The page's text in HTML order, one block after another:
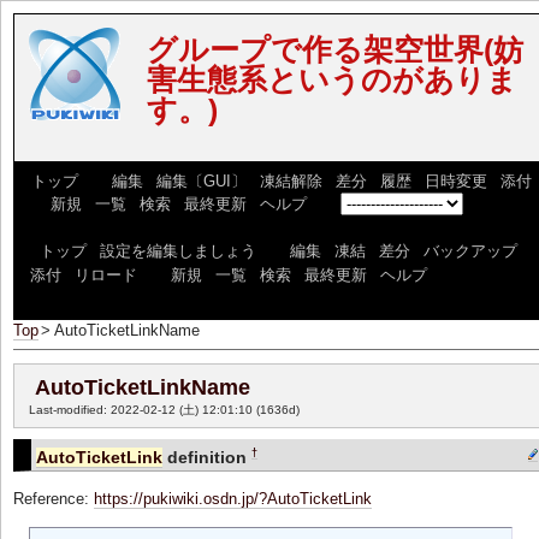
グループで作る架空世界(妨
害生態系というのがありま
す。)
トップ] [ 編集| 編集〔GUI〕 凍結解除| 差分 履歴| 日時変更
添付
新規| 一覧 検索| 最終更新| ヘルプ] [
トップ| 設定を編集しましょう 編集| 凍結| 差分 バックアップ|
添付| リロード 新規| 一覧 検索| 最終更新| ヘルプ]
Top> AutoTicketLinkName
AutoTicketLinkName
Last-modified: 2022-02-12 (土) 12:01:10(1636d)
AutoTicketLinkdefinition †
Reference: https://pukiwiki.osdn.jp/?AutoTicketLink